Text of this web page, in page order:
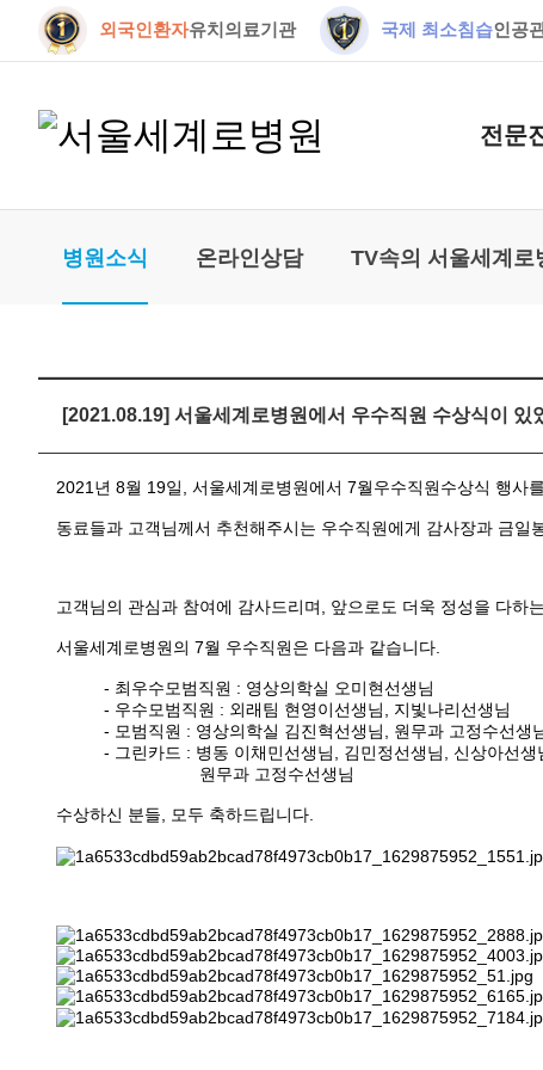
외국인환자유치의료기관 국제 최소침습인공
전문
병원소식 온라인상담 TV속의 서울세계로
[2021.08.19] 서울세계로병원에서 우수직원 수상식이 있
2021년 8월 19일, 서울세계로병원에서 7월우수직원수상식 행사
동료들과 고객님께서 추천해주시는 우수직원에게 감사장과 금일
고객님의 관심과 참여에 감사드리며, 앞으로도 더욱 정성을 다하
서울세계로병원의 7월 우수직원은 다음과 같습니다.
- 최우수모범직원 : 영상의학실 오미현선생님
- 우수모범직원 : 외래팀 현영이선생님, 지빛나리선생님
- 모범직원 : 영상의학실 김진혁선생님, 원무과 고정수선생
- 그린카드 : 병동 이채민선생님, 김민정선생님, 신상아선생
원무과 고정수선생님
수상하신 분들, 모두 축하드립니다.